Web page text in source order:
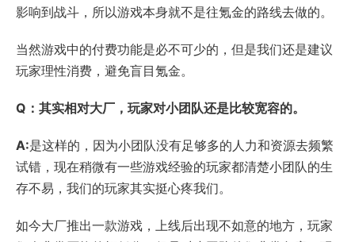
影响到战斗，所以游戏本身就不是往氪金的路线去做的。
当然游戏中的付费功能是必不可少的，但是我们还是建议
玩家理性消费，避免盲目氪金。
Q：其实相对大厂，玩家对小团队还是比较宽容的。
A:是这样的，因为小团队没有足够多的人力和资源去频繁
试错，现在稍微有一些游戏经验的玩家都清楚小团队的生
存不易，我们的玩家其实挺心疼我们。
如今大厂推出一款游戏，上线后出现不如意的地方，玩家